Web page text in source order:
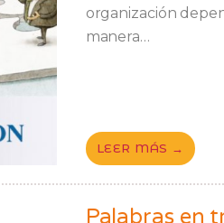
organización
manera…
LEER MÁS →
Palabras en